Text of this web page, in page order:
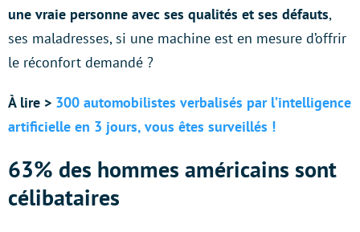
une vraie personne avec ses qualités et ses défauts,
ses maladresses, si une machine est en mesure d’offrir
le réconfort demandé ?
À lire > 300 automobilistes verbalisés par l’intelligence
artificielle en 3 jours, vous êtes surveillés !
63% des hommes américains sont
célibataires